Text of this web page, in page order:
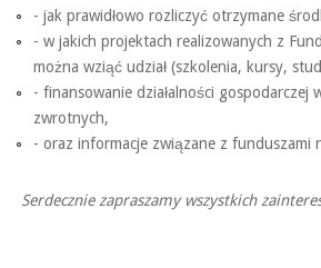
- jak prawidłowo rozliczyć otrzymane
- w jakich projektach realizowanych z
można wziąć udział (szkolenia, kursy,
- finansowanie działalności gospodarczej
zwrotnych,
- oraz informacje związane z funduszami
Serdecznie zapraszamy wszystkich